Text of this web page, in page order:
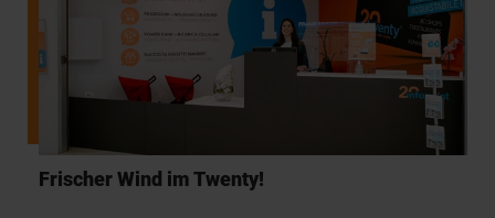
Frischer Wind im Twenty!